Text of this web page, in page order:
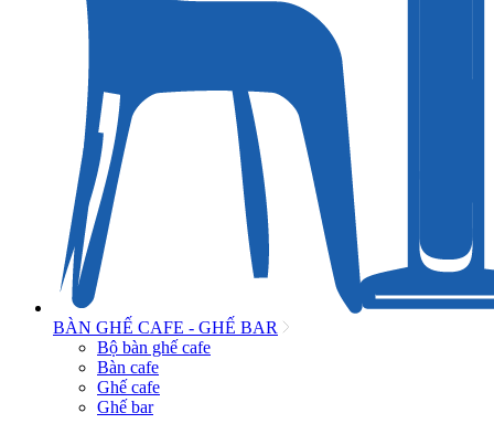
BÀN GHẾ CAFE - GHẾ BAR
Bộ bàn ghế cafe
Bàn cafe
Ghế cafe
Ghế bar